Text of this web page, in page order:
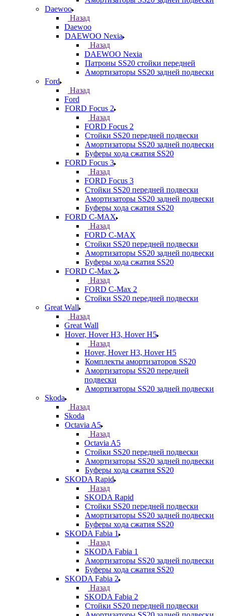
Daewoo
Назад
Daewoo
DAEWOO Nexia
Назад
DAEWOO Nexia
Патроны SS20 стойки передней
Амортизаторы SS20 задней подвески
Ford
Назад
Ford
FORD Focus 2
Назад
FORD Focus 2
Стойки SS20 передней подвески
Амортизаторы SS20 задней подвески
Буферы хода сжатия SS20
FORD Focus 3
Назад
FORD Focus 3
Стойки SS20 передней подвески
Амортизаторы SS20 задней подвески
Буферы хода сжатия SS20
FORD С-MAX
Назад
FORD С-MAX
Стойки SS20 передней подвески
Амортизаторы SS20 задней подвески
Буферы хода сжатия SS20
FORD C-Max 2
Назад
FORD C-Max 2
Стойки SS20 передней подвески
Great Wall
Назад
Great Wall
Hover, Hover H3, Hover H5
Назад
Hover, Hover H3, Hover H5
Комплекты амортизаторов SS20
Амортизаторы SS20 передней
подвески
Амортизаторы SS20 задней подвески
Skoda
Назад
Skoda
Octavia A5
Назад
Octavia A5
Стойки SS20 передней подвески
Амортизаторы SS20 задней подвески
Буферы хода сжатия SS20
SKODA Rapid
Назад
SKODA Rapid
Стойки SS20 передней подвески
Амортизаторы SS20 задней подвески
Буферы хода сжатия SS20
SKODA Fabia 1
Назад
SKODA Fabia 1
Амортизаторы SS20 задней подвески
Буферы хода сжатия SS20
SKODA Fabia 2
Назад
SKODA Fabia 2
Стойки SS20 передней подвески